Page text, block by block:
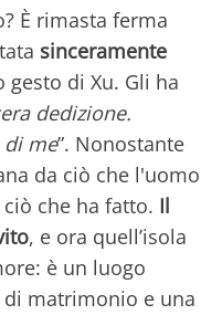
È rimasta ferma
sinceramente
di Xu. Gli ha
dedizione.
di me”. Nonostante
da ciò che l'uomo
che ha fatto. Il
, e ora quell’isola
è un luogo
matrimonio e una